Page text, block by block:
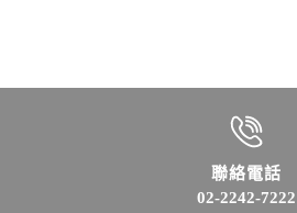
聯絡電話
02-2242-7222